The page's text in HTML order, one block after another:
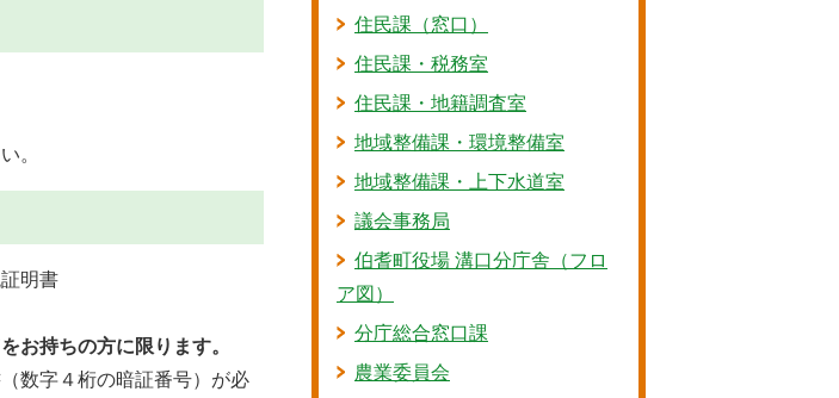
。
明書
お持ちの方に限ります。
数字４桁の暗証番号）が必
住民課（窓口）
住民課・税務室
住民課・地籍調査室
地域整備課・環境整備室
地域整備課・上下水道室
議会事務局
伯耆町役場 溝口分庁舎（フロ
ア図）
分庁総合窓口課
農業委員会